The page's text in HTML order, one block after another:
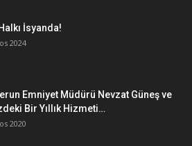
İsyanda!
2024
Emniyet Müdürü Nevzat Güneş ve
Bir Yıllık Hizmeti…
2020